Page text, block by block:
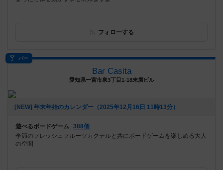
フォローする
バー
Bar Casita
愛知県一宮市泉3丁目1-18末廣ビル
[NEW] 年末年始のカレンダー（2025年12月16日 11時13分）
遊べるボードゲーム 388個
季節のフレッシュフルーツカクテルと共にボードゲームを楽しめる大人
の空間